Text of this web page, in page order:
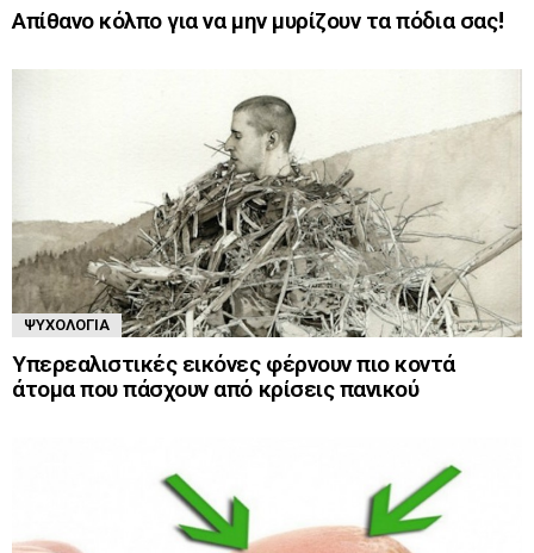
Απίθανο κόλπο για να μην μυρίζουν τα πόδια σας!
ΨΥΧΟΛΟΓΊΑ
Υπερεαλιστικές εικόνες φέρνουν πιο κοντά
άτομα που πάσχουν από κρίσεις πανικού